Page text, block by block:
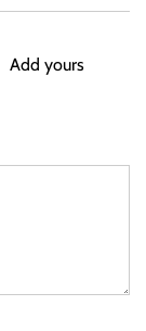
Add yours